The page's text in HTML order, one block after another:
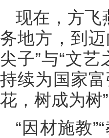
现在，方飞
务地方，到
尖子”与“文艺
持续为国家
花，树成为树
“因材施教